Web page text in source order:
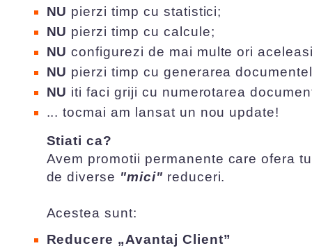
NU pierzi timp cu statistici;
NU pierzi timp cu calcule;
NU configurezi de mai multe ori
NU pierzi timp cu generarea
NU iti faci griji cu numerotarea
... tocmai am lansat un nou update!
Stiati ca?
Avem promotii permanente care ofera
de diverse "mici" reduceri.
Acestea sunt:
Reducere „Avantaj Client”